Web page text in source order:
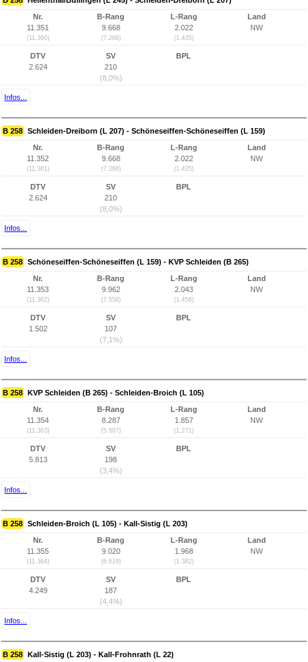
Nr.
11.351
(11.360)
B-Rang
9.668
(7.266)
L-Rang
2.022
(1.435)
Land
NW
DTV
2.624
SV
210
(8,0%)
BPL
Infos...
B 258 Schleiden-Dreiborn (L 207) - Schöneseiffen-Schöneseiffen (L 159)
Nr.
11.352
(11.361)
B-Rang
9.668
(7.266)
L-Rang
2.022
(1.435)
Land
NW
DTV
2.624
SV
210
(8,0%)
BPL
Infos...
B 258 Schöneseiffen-Schöneseiffen (L 159) - KVP Schleiden (B 265)
Nr.
11.353
(11.362)
B-Rang
9.962
(7.558)
L-Rang
2.043
(1.456)
Land
NW
DTV
1.502
SV
107
(7,1%)
BPL
Infos...
B 258 KVP Schleiden (B 265) - Schleiden-Broich (L 105)
Nr.
11.354
(11.363)
B-Rang
8.287
(5.887)
L-Rang
1.857
(1.271)
Land
NW
DTV
5.813
SV
198
(3,4%)
BPL
Infos...
B 258 Schleiden-Broich (L 105) - Kall-Sistig (L 203)
Nr.
11.355
(11.364)
B-Rang
9.020
(6.619)
L-Rang
1.968
(1.382)
Land
NW
DTV
4.249
SV
187
(4,4%)
BPL
Infos...
B 258 Kall-Sistig (L 203) - Kall-Frohnrath (L 22)